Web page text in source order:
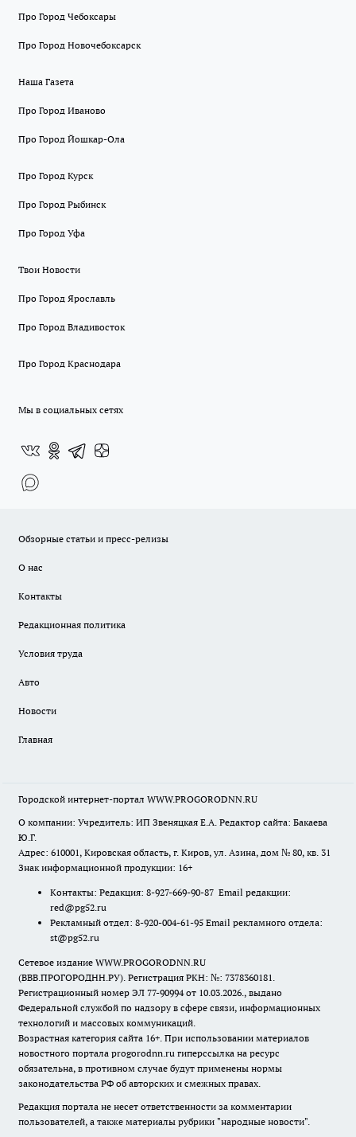
Про Город Чебоксары
Про Город Новочебоксарск
Наша Газета
Про Город Иваново
Про Город Йошкар-Ола
Про Город Курск
Про Город Рыбинск
Про Город Уфа
Твои Новости
Про Город Ярославль
Про Город Владивосток
Про Город Краснодара
Мы в социальных сетях
Обзорные статьи и пресс-релизы
О нас
Контакты
Редакционная политика
Условия труда
Авто
Новости
Главная
Городской интернет-портал WWW.PROGORODNN.RU
О компании: Учредитель: ИП Звеняцкая Е.А. Редактор сайта: Бакаева
Ю.Г.
Адрес: 610001, Кировская область, г. Киров, ул. Азина, дом № 80, кв. 31
Знак информационной продукции: 16+
Контакты: Редакция: 8-927-669-90-87 Email редакции:
red@pg52.ru
Рекламный отдел: 8-920-004-61-95 Email рекламного отдела:
st@pg52.ru
Сетевое издание WWW.PROGORODNN.RU
(ВВВ.ПРОГОРОДНН.РУ). Регистрация РКН: №: 7378360181.
Регистрационный номер ЭЛ 77-90994 от 10.03.2026., выдано
Федеральной службой по надзору в сфере связи, информационных
технологий и массовых коммуникаций.
Возрастная категория сайта 16+. При использовании материалов
новостного портала progorodnn.ru гиперссылка на ресурс
обязательна, в противном случае будут применены нормы
законодательства РФ об авторских и смежных правах.
Редакция портала не несет ответственности за комментарии
пользователей, а также материалы рубрики "народные новости".